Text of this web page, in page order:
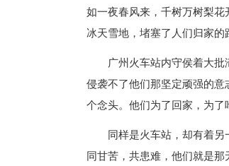
如一夜春风来，千树万树梨
冰天雪地，堵塞了人们归家
广州火车站内守侯着大
侵袭不了他们那坚定顽强的
个念头。他们为了回家，为了
同样是火车站，却有着
同甘苦，共患难，他们就是